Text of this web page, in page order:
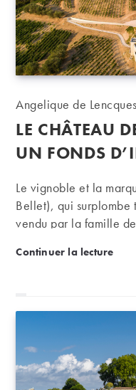
Auteur/autrice
la
publication :
Angelique de
LE CHÂTEAU
UN FONDS
Le vignoble et la
Bellet), qui
vendu par la famille
Managers).
Continuer la lectureLe